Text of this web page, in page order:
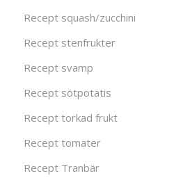
Recept squash/zucchini
Recept stenfrukter
Recept svamp
Recept sötpotatis
Recept torkad frukt
Recept tomater
Recept Tranbär